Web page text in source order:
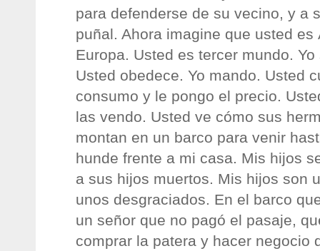
para defenderse de su vecino, y a
puñal. Ahora imagine que usted es
Europa. Usted es tercer mundo.
Usted obedece. Yo mando. Usted
consumo y le pongo el precio.
las vendo. Usted ve cómo sus
montan en un barco para venir
hunde frente a mi casa. Mis hijos
a sus hijos muertos. Mis hijos son
unos desgraciados. En el barco
un señor que no pagó el pasaje,
comprar la patera y hacer negocio